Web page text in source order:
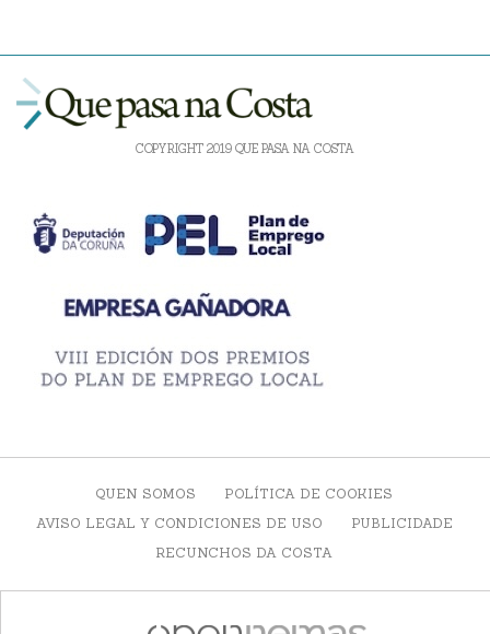
COPYRIGHT 2019 QUE PASA NA COSTA
QUEN SOMOS
POLÍTICA DE COOKIES
AVISO LEGAL Y CONDICIONES DE USO
PUBLICIDADE
RECUNCHOS DA COSTA